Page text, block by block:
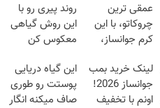
عمقی ترین
چروکاتو، با این
کرم جوانساز،
تخفیف سفارش
فوری)
روند پیری رو با
این روش گیاهی
معکوس کن
لینک خرید بمب
جوانساز 2026!
اونم با تخفیف
این گیاه دریایی
پوستت رو طوری
صاف میکنه انگار